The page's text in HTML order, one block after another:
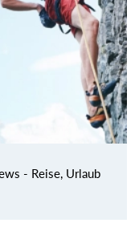
- Reise, Urlaub